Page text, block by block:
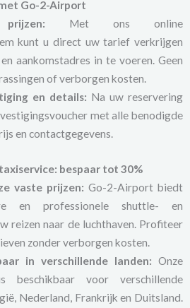
Go-2-Airport
Met ons online
kunt u direct uw tarief verkrijgen
aankomstadres in te voeren. Geen
of verborgen kosten.
en details: Na uw reservering
met alle benodigde
en contactgegevens.
bespaar tot 30%
vaste prijzen: Go-2-Airport biedt
en professionele shuttle- en
reizen naar de luchthaven. Profiteer
zonder verborgen kosten.
in verschillende landen: Onze
beschikbaar voor verschillende
Nederland, Frankrijk en Duitsland.